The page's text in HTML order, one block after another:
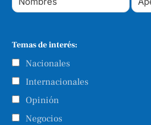
Temas de interés:
Nacionales
Internacionales
Opinión
Negocios